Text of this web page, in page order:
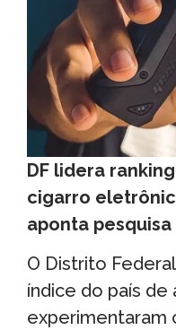
DF lidera
cigarro
aponta pesquisa
O Distrito
índice do país
experimentaram